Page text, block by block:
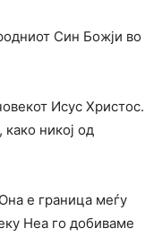
Син Божји во
Исус Христос.
никој од
е граница меѓу
Неа го добиваме